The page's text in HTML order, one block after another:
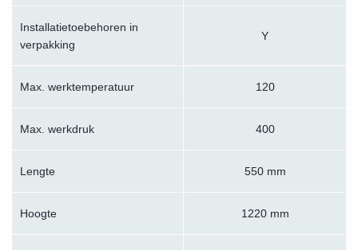
Installatietoebehoren in
verpakking
Y
Max. werktemperatuur 120
Max. werkdruk 400
Lengte 550 mm
Hoogte 1220 mm